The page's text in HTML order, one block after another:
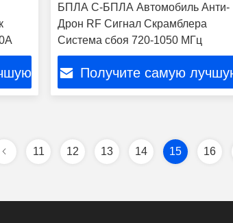
БПЛА С-БПЛА Автомобиль Анти-
Дрон RF Сигнал Скрамблера
Система сбоя 720-1050 МГц
Получите самую
11 12 13 14 15 16